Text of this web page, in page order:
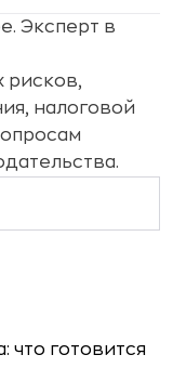
Эксперт в
рисков,
налоговой